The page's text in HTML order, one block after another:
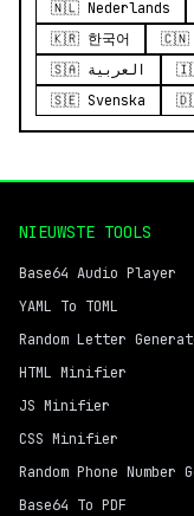
🇳🇱 Nederlands
🇰🇷 한국어
🇨🇳
🇸🇦 العربية
🇸🇪 Svenska
NIEUWSTE TOOLS
Base64 Audio Player
YAML To TOML
Random Letter
HTML Minifier
JS Minifier
CSS Minifier
Random Phone Number
Base64 To PDF